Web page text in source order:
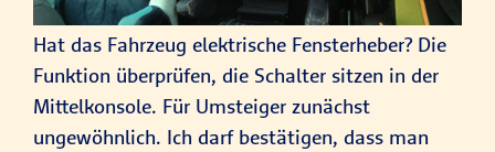
Hat das Fahrzeug elektrische Fensterheber? Die
Funktion überprüfen, die Schalter sitzen in der
Mittelkonsole. Für Umsteiger zunächst
ungewöhnlich. Ich darf bestätigen, dass man